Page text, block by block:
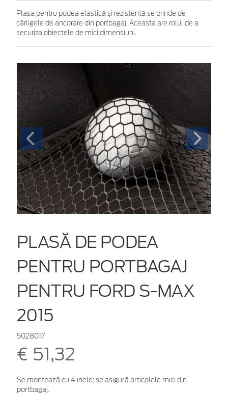
Plasa pentru podea elastică şi rezistentă se prinde de
cârligele de ancorare din portbagaj. Aceasta are rolul de a
securiza obiectele de mici dimensiuni.
PLASĂ DE PODEA
PENTRU PORTBAGAJ
PENTRU FORD S-MAX
2015
5028017
€ 51,32
Se montează cu 4 inele; se asigură articolele mici din
portbagaj.